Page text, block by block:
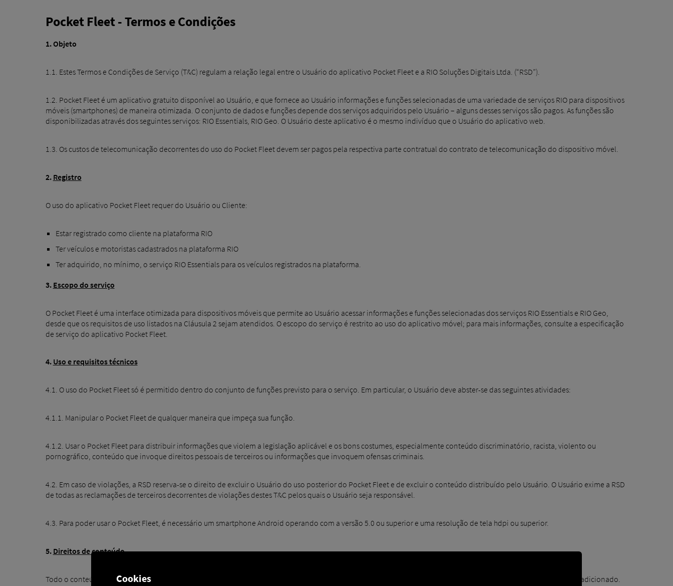
Pocket Fleet - Termos e Condições
1. Objeto
1.1. Estes Termos e Condições de Serviço (T&C) regulam a relação legal entre o Usuário do aplicativo Pocket Fleet e a RIO Soluções Digitais Ltda. (“RSD”).
1.2. Pocket Fleet é um aplicativo gratuito disponível ao Usuário, e que fornece ao Usuário informações e funções selecionadas de uma variedade de serviços RIO para dispositivos
móveis (smartphones) de maneira otimizada. O conjunto de dados e funções depende dos serviços adquiridos pelo Usuário – alguns desses serviços são pagos. As funções são
disponibilizadas através dos seguintes serviços: RIO Essentials, RIO Geo. O Usuário deste aplicativo é o mesmo indivíduo que o Usuário do aplicativo web.
1.3. Os custos de telecomunicação decorrentes do uso do Pocket Fleet devem ser pagos pela respectiva parte contratual do contrato de telecomunicação do dispositivo móvel.
2. Registro
O uso do aplicativo Pocket Fleet requer do Usuário ou Cliente:
Estar registrado como cliente na plataforma RIO
Ter veículos e motoristas cadastrados na plataforma RIO
Ter adquirido, no mínimo, o serviço RIO Essentials para os veículos registrados na plataforma.
3. Escopo do serviço
O Pocket Fleet é uma interface otimizada para dispositivos móveis que permite ao Usuário acessar informações e funções selecionadas dos serviços RIO Essentials e RIO Geo,
desde que os requisitos de uso listados na Cláusula 2 sejam atendidos. O escopo do serviço é restrito ao uso do aplicativo móvel; para mais informações, consulte a especificação
de serviço do aplicativo Pocket Fleet.
4. Uso e requisitos técnicos
4.1. O uso do Pocket Fleet só é permitido dentro do conjunto de funções previsto para o serviço. Em particular, o Usuário deve abster-se das seguintes atividades:
4.1.1. Manipular o Pocket Fleet de qualquer maneira que impeça sua função.
4.1.2. Usar o Pocket Fleet para distribuir informações que violem a legislação aplicável e os bons costumes, especialmente conteúdo discriminatório, racista, violento ou
pornográfico, conteúdo que invoque direitos pessoais de terceiros ou informações que invoquem ofensas criminais.
4.2. Em caso de violações, a RSD reserva-se o direito de excluir o Usuário do uso posterior do Pocket Fleet e de excluir o conteúdo distribuído pelo Usuário. O Usuário exime a RSD
de todas as reclamações de terceiros decorrentes de violações destes T&C pelos quais o Usuário seja responsável.
4.3. Para poder usar o Pocket Fleet, é necessário um smartphone Android operando com a versão 5.0 ou superior e uma resolução de tela hdpi ou superior.
5. Direitos de conteúdo
Todo o conteúdo adicionado ao Pocket Fleet pelo Usuário pertence ao Usuário. O Usuário atesta que nenhum direito de terceiros foi violado pelo conteúdo por ele adicionado.
Cookies